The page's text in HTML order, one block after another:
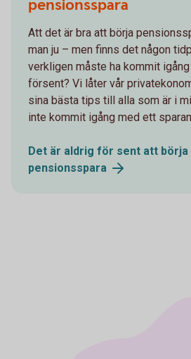
pensionsspara
Att det är bra att börja
man ju – men finns det någon
verkligen måste ha kommit
försent? Vi låter vår
sina bästa tips till alla som är i
inte kommit igång med ett
Det är aldrig för sent att börja
pensionsspara